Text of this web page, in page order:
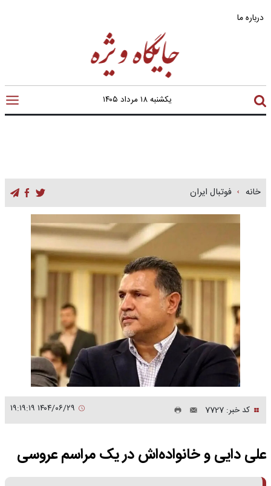
درباره ما
یکشنبه ۱۸ مرداد ۱۴۰۵
خانه فوتبال ایران
کد خبر: 7727
علی دایی و خانواده‌اش در یک مراسم عروسی